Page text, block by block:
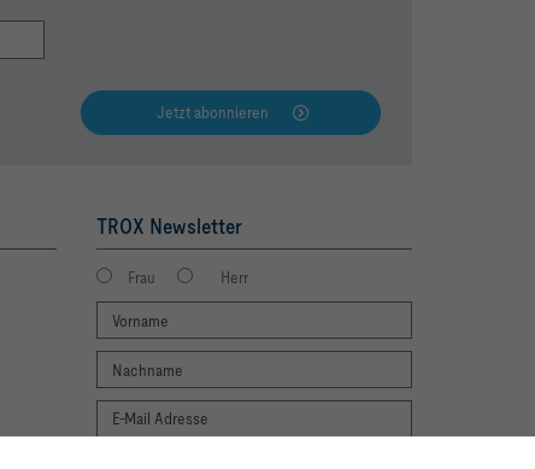
Jetzt abonnieren
TROX Newsletter
Frau Herr